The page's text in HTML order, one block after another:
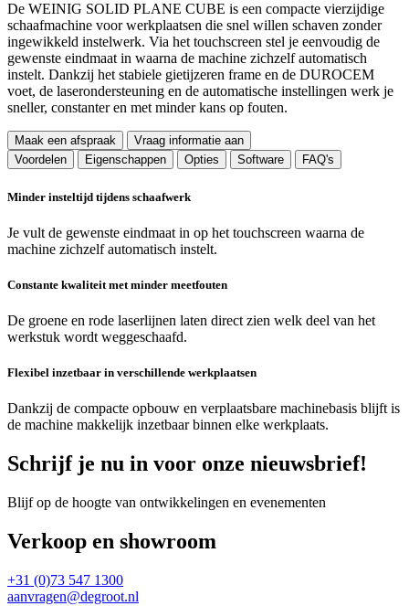
De WEINIG SOLID PLANE CUBE is een compacte vierzijdige
schaafmachine voor werkplaatsen die snel willen schaven zonder
ingewikkeld instelwerk. Via het touchscreen stel je eenvoudig de
gewenste eindmaat in waarna de machine zichzelf automatisch
instelt. Dankzij het stabiele gietijzeren frame en de DUROCEM
voet, de laserondersteuning en de automatische instellingen werk je
sneller, constanter en met minder kans op fouten.
Maak een afspraak
Vraag informatie aan
Voordelen
Eigenschappen Opties Software FAQ's
Minder insteltijd tijdens schaafwerk
Je vult de gewenste eindmaat in op het touchscreen waarna de
machine zichzelf automatisch instelt.
Constante kwaliteit met minder meetfouten
De groene en rode laserlijnen laten direct zien welk deel van het
werkstuk wordt weggeschaafd.
Flexibel inzetbaar in verschillende werkplaatsen
Dankzij de compacte opbouw en verplaatsbare machinebasis blijft is
de machine makkelijk inzetbaar binnen elke werkplaats.
Schrijf je nu in voor onze nieuwsbrief!
Blijf op de hoogte van ontwikkelingen en evenementen
Verkoop en showroom
+31 (0)73 547 1300
aanvragen@degroot.nl